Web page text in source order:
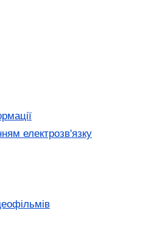
електрозв'язку